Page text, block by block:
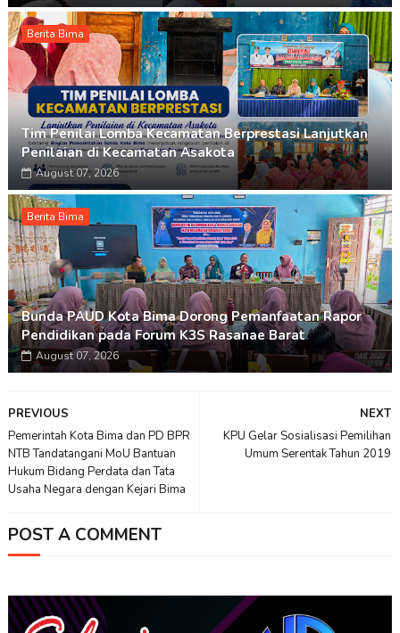
Berita Bima
Tim Penilai Lomba Kecamatan Berprestasi Lanjutkan
Penilaian di Kecamatan Asakota
August 07, 2026
Berita Bima
Bunda PAUD Kota Bima Dorong Pemanfaatan Rapor
Pendidikan pada Forum K3S Rasanae Barat
August 07, 2026
NEXT
KPU Gelar Sosialisasi Pemilihan
Umum Serentak Tahun 2019
PREVIOUS
Pemerintah Kota Bima dan PD BPR
NTB Tandatangani MoU Bantuan
Hukum Bidang Perdata dan Tata
Usaha Negara dengan Kejari Bima
POST A COMMENT